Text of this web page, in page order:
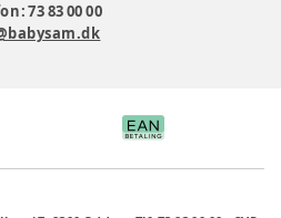
73 83 00 00